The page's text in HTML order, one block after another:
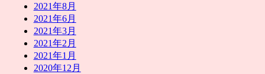
2021年8月
2021年6月
2021年3月
2021年2月
2021年1月
2020年12月